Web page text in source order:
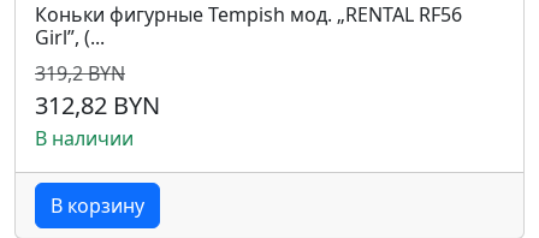
Коньки фигурные Tempish мод. „RENTAL RF56
Girl”, (...
319,2 BYN
312,82 BYN
В наличии
В корзину